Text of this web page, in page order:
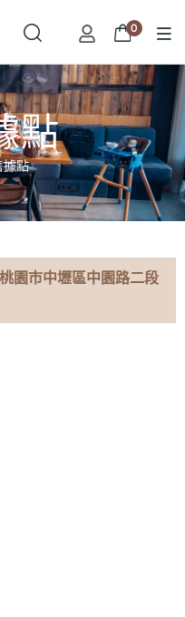
0
點
點
園市中壢區中園路二段